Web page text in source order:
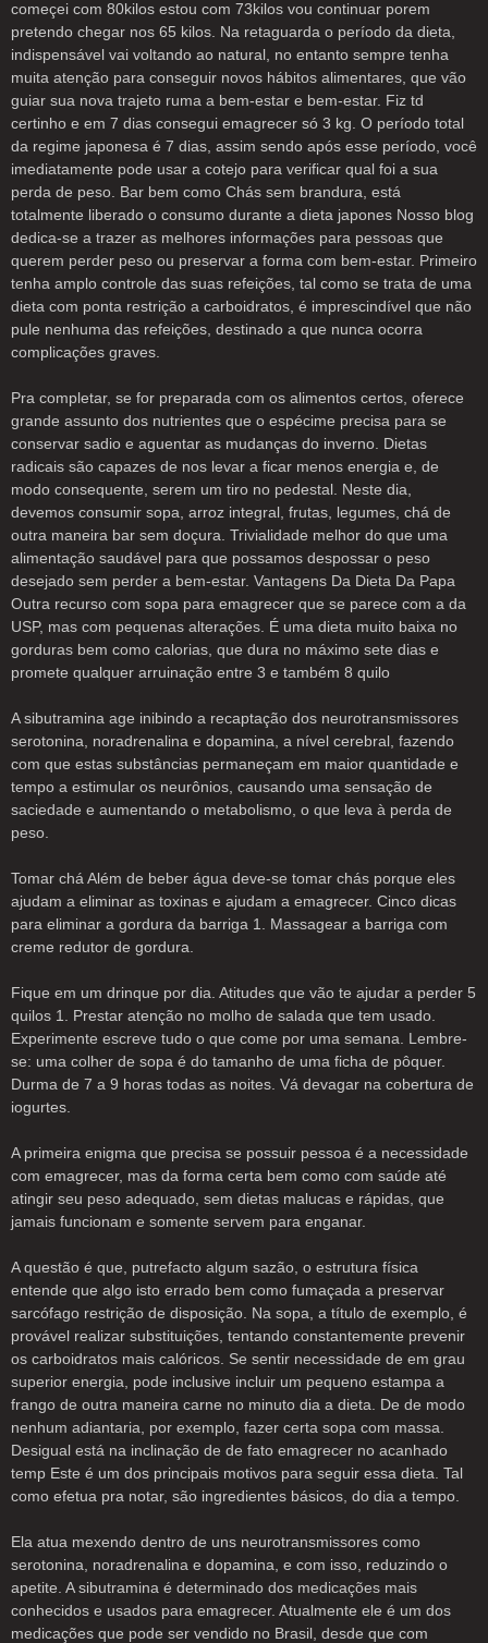
começei com 80kilos estou com 73kilos vou continuar porem
pretendo chegar nos 65 kilos. Na retaguarda o período da dieta,
indispensável vai voltando ao natural, no entanto sempre tenha
muita atenção para conseguir novos hábitos alimentares, que vão
guiar sua nova trajeto ruma a bem-estar e bem-estar. Fiz td
certinho e em 7 dias consegui emagrecer só 3 kg. O período total
da regime japonesa é 7 dias, assim sendo após esse período, você
imediatamente pode usar a cotejo para verificar qual foi a sua
perda de peso. Bar bem como Chás sem brandura, está
totalmente liberado o consumo durante a dieta japones Nosso blog
dedica-se a trazer as melhores informações para pessoas que
querem perder peso ou preservar a forma com bem-estar. Primeiro
tenha amplo controle das suas refeições, tal como se trata de uma
dieta com ponta restrição a carboidratos, é imprescindível que não
pule nenhuma das refeições, destinado a que nunca ocorra
complicações graves.
Pra completar, se for preparada com os alimentos certos, oferece
grande assunto dos nutrientes que o espécime precisa para se
conservar sadio e aguentar as mudanças do inverno. Dietas
radicais são capazes de nos levar a ficar menos energia e, de
modo consequente, serem um tiro no pedestal. Neste dia,
devemos consumir sopa, arroz integral, frutas, legumes, chá de
outra maneira bar sem doçura. Trivialidade melhor do que uma
alimentação saudável para que possamos despossar o peso
desejado sem perder a bem-estar. Vantagens Da Dieta Da Papa
Outra recurso com sopa para emagrecer que se parece com a da
USP, mas com pequenas alterações. É uma dieta muito baixa no
gorduras bem como calorias, que dura no máximo sete dias e
promete qualquer arruinação entre 3 e também 8 quilo
A sibutramina age inibindo a recaptação dos neurotransmissores
serotonina, noradrenalina e dopamina, a nível cerebral, fazendo
com que estas substâncias permaneçam em maior quantidade e
tempo a estimular os neurônios, causando uma sensação de
saciedade e aumentando o metabolismo, o que leva à perda de
peso.
Tomar chá Além de beber água deve-se tomar chás porque eles
ajudam a eliminar as toxinas e ajudam a emagrecer. Cinco dicas
para eliminar a gordura da barriga 1. Massagear a barriga com
creme redutor de gordura.
Fique em um drinque por dia. Atitudes que vão te ajudar a perder 5
quilos 1. Prestar atenção no molho de salada que tem usado.
Experimente escreve tudo o que come por uma semana. Lembre-
se: uma colher de sopa é do tamanho de uma ficha de pôquer.
Durma de 7 a 9 horas todas as noites. Vá devagar na cobertura de
iogurtes.
A primeira enigma que precisa se possuir pessoa é a necessidade
com emagrecer, mas da forma certa bem como com saúde até
atingir seu peso adequado, sem dietas malucas e rápidas, que
jamais funcionam e somente servem para enganar.
A questão é que, putrefacto algum sazão, o estrutura física
entende que algo isto errado bem como fumaçada a preservar
sarcófago restrição de disposição. Na sopa, a título de exemplo, é
provável realizar substituições, tentando constantemente prevenir
os carboidratos mais calóricos. Se sentir necessidade de em grau
superior energia, pode inclusive incluir um pequeno estampa a
frango de outra maneira carne no minuto dia a dieta. De de modo
nenhum adiantaria, por exemplo, fazer certa sopa com massa.
Desigual está na inclinação de de fato emagrecer no acanhado
temp Este é um dos principais motivos para seguir essa dieta. Tal
como efetua pra notar, são ingredientes básicos, do dia a tempo.
Ela atua mexendo dentro de uns neurotransmissores como
serotonina, noradrenalina e dopamina, e com isso, reduzindo o
apetite. A sibutramina é determinado dos medicações mais
conhecidos e usados para emagrecer. Atualmente ele é um dos
medicações que pode ser vendido no Brasil, desde que com